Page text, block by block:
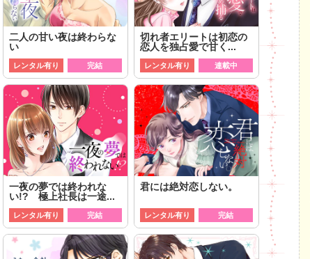
二人の甘い夜は終わらな
い
レンタル有り 完結
切れ者エリートは初恋の
恋人を独占愛で甘く...
レンタル有り 連載中
一夜の夢では終われな
い!? 極上社長は一途...
レンタル有り 完結
君には絶対恋しない。
レンタル有り 完結